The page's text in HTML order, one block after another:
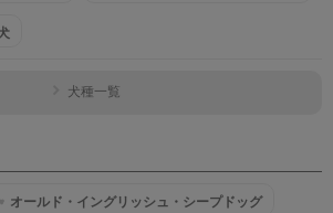
犬種一覧
オールド・イングリッシュ・シープドッグ